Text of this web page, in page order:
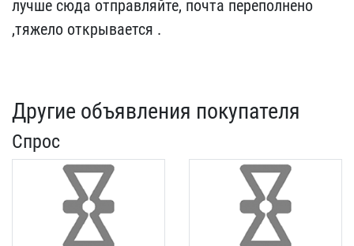
лучше сюда от​правляйте, почта перепол​нено
,тяжело открывается​ .
Другие объявления покупателя
Спрос